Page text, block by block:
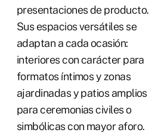
presentaciones de producto.
Sus espacios versátiles se
adaptan a cada ocasión:
interiores con carácter para
formatos íntimos y zonas
ajardinadas y patios amplios
para ceremonias civiles o
simbólicas con mayor aforo.